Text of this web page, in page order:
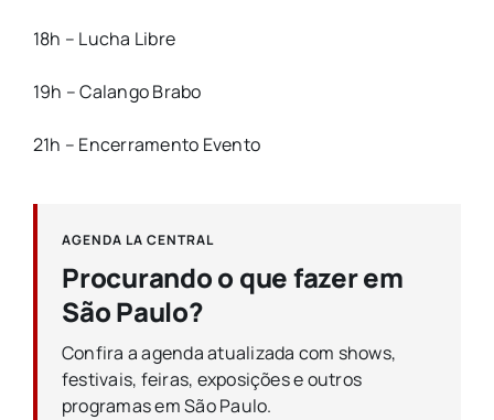
18h – Lucha Libre
19h – Calango Brabo
21h – Encerramento Evento
AGENDA LA CENTRAL
Procurando o que fazer em
São Paulo?
Confira a agenda atualizada com shows,
festivais, feiras, exposições e outros
programas em São Paulo.